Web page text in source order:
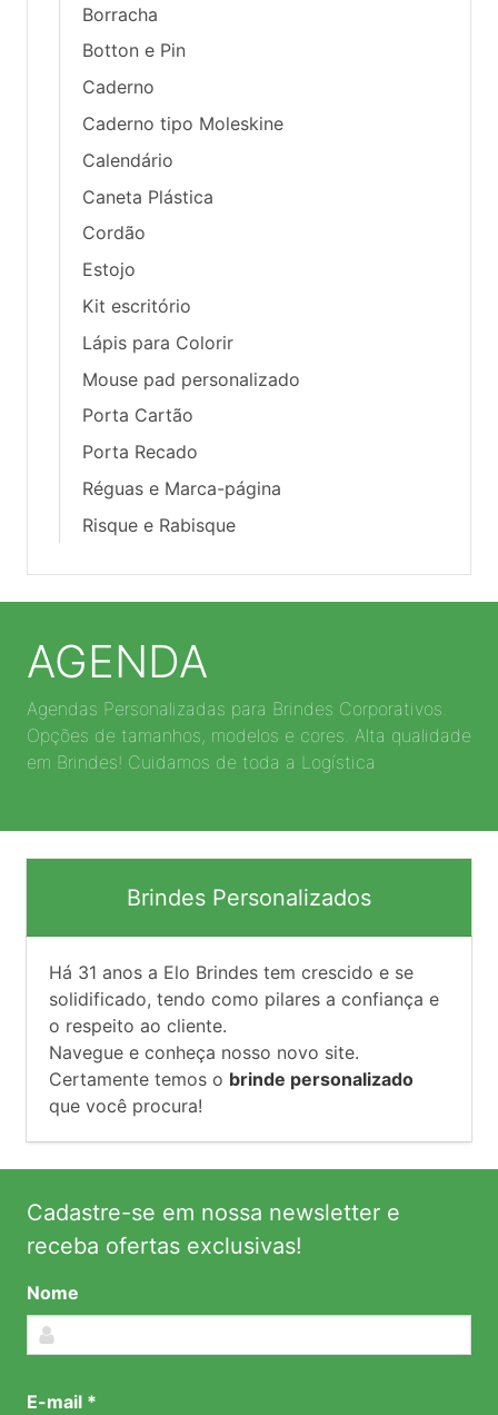
Borracha
Botton e Pin
Caderno
Caderno tipo Moleskine
Calendário
Caneta Plástica
Cordão
Estojo
Kit escritório
Lápis para Colorir
Mouse pad personalizado
Porta Cartão
Porta Recado
Réguas e Marca-página
Risque e Rabisque
AGENDA
Agendas Personalizadas para Brindes Corporativos.
Opções de tamanhos, modelos e cores. Alta qualidade
em Brindes! Cuidamos de toda a Logística
Brindes Personalizados
Há 31 anos a Elo Brindes tem crescido e se
solidificado, tendo como pilares a confiança e
o respeito ao cliente.
Navegue e conheça nosso novo site.
Certamente temos o brinde personalizado
que você procura!
Cadastre-se em nossa newsletter e
receba ofertas exclusivas!
Nome
E-mail *